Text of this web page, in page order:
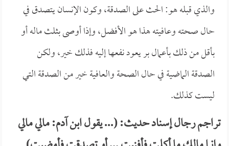
والذي قبله هو: الحث على الصدقة، وكون الإنسان يتصدق في
حال صحته وعافيته هذا هو الأفضل، وإذا أوصى بثلث ماله أو
بأقل من ذلك بأعمال بر يعود نفعها إليه فذلك خير، ولكن
الصدقة الماضية في حال الصحة والعافية خير من الصدقة التي
ليست كذلك.
تراجم رجال إسناد حديث: (... يقول ابن آدم: مالي مالي